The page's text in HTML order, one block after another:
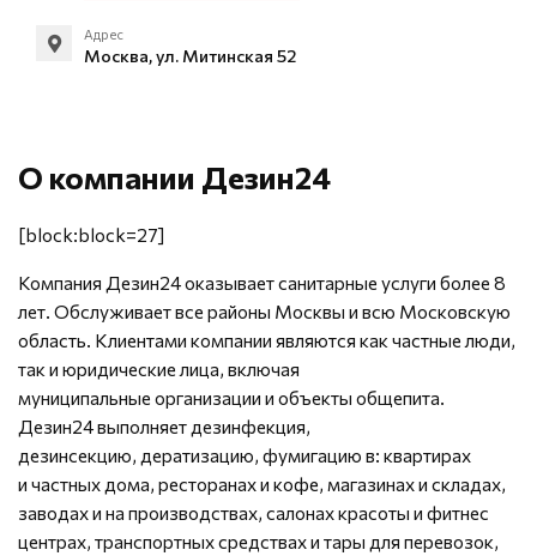
Адрес
Москва, ул. Митинская 52
О компании Дезин24
[block:block=27]
Компания Дезин24 оказывает санитарные услуги более 8
лет. Обслуживает все районы Москвы и всю Московскую
область. Клиентами компании являются как частные люди,
так и юридические лица, включая
муниципальные организации и объекты общепита.
Дезин24 выполняет дезинфекция,
дезинсекцию, дератизацию, фумигацию в: квартирах
и частных дома, ресторанах и кофе, магазинах и складах,
заводах и на производствах, салонах красоты и фитнес
центрах, транспортных средствах и тары для перевозок,